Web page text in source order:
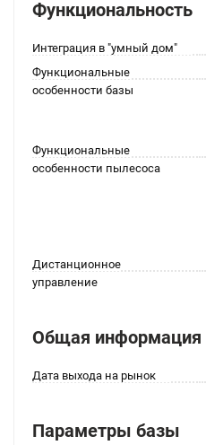
Функциональность
Интеграция в "умный дом"
Функциональные
особенности базы
Функциональные
особенности пылесоса
Дистанционное
управление
Общая информация
Дата выхода на рынок
Параметры базы